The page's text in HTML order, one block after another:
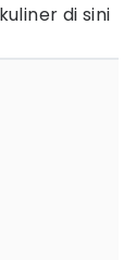
di sini